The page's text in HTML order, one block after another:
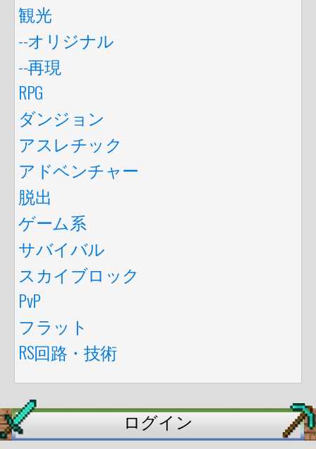
観光
--オリジナル
--再現
RPG
ダンジョン
アスレチック
アドベンチャー
脱出
ゲーム系
サバイバル
スカイブロック
PvP
フラット
RS回路・技術
ログイン